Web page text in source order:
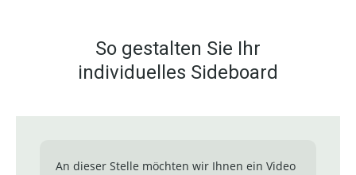
So gestalten Sie Ihr
individuelles Sideboard
An dieser Stelle möchten wir Ihnen ein Video